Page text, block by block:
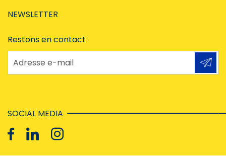
NEWSLETTER
Restons en contact
Adresse e-mail
SOCIAL MEDIA